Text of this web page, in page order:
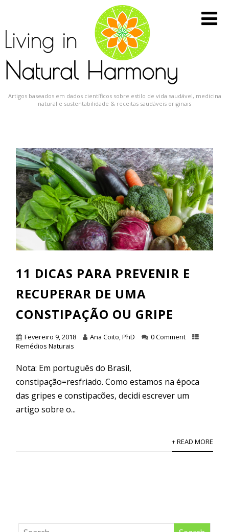
Artigos baseados em dados científicos sobre estilo de vida saudável, medicina
natural e sustentabilidade & receitas saudáveis originais
11 DICAS PARA PREVENIR E
RECUPERAR DE UMA
CONSTIPAÇÃO OU GRIPE
Fevereiro 9, 2018 Ana Coito, PhD
0 Comment
Remédios Naturais
Nota: Em português do Brasil,
constipação=resfriado. Como estamos na época
das gripes e constipacões, decidi escrever um
artigo sobre o...
+ READ MORE